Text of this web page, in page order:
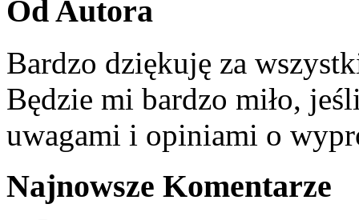
Od Autora
Bardzo dziękuję za
Będzie mi bardzo miło,
uwagami i opiniami o
Najnowsze Komentarze